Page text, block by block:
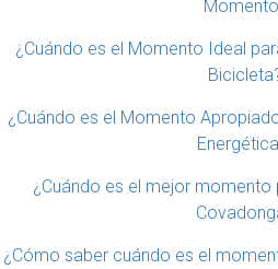
¿Cuándo es el Momento Ideal
¿Cuándo es el Momento
¿Cuándo es el mejor
¿Cómo saber cuándo es el